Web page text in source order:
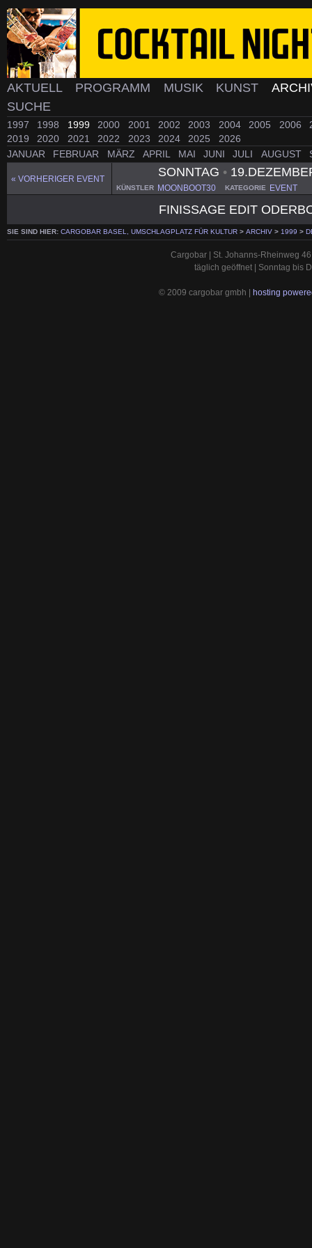
AKTUELL PROGRAMM MUSIK KUNST
SUCHE
1997 1998 1999 2000 2001 2002 2003 2004 2005 2006
2019
2020 2021 2022 2023 2024 2025
2026
JANUAR
FEBRUAR MÄRZ APRIL MAI JUNI JULI AUGUST
« VORHERIGER EVENT
SONNTAG •
KÜNSTLER MOONBOOT30 KATEGORIE EVENT
FINISSAGE EDIT
SIE SIND HIER: CARGOBAR BASEL, UMSCHLAGPLATZ FÜR KULTUR > ARCHIV > 1999 >
Cargobar | St. Johanns-Rheinweg
täglich geöffnet | Sonntag bis
© 2009 cargobar gmbh | hosting